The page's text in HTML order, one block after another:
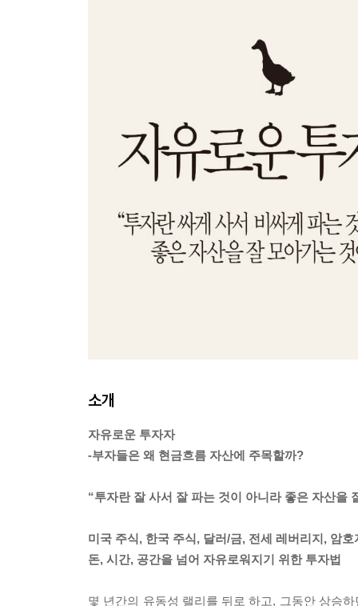
소개
자유로운 투자자
-부자들은 왜 현금흐름 자산에 주목할까?
“투자란 잘 사서 잘 파는 것이 아니라 좋은 자산을
미국 주식, 한국 주식, 달러/금, 전세 레버리지, 암호
돈, 시간, 공간을 넘어 자유로워지기 위한 투자법
몇 년간의 유동성 랠리를 뒤로 하고, 그동안 상승